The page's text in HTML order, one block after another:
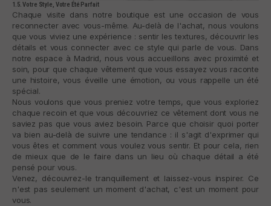
1.5. Votre Style, Votre Été Parfait
Chaque visite dans notre boutique est une occasion de vous
reconnecter avec vous-même. Au-delà de l'achat, nous voulons
que vous viviez une expérience : sentir les textures, découvrir les
détails et vous connecter avec ce style qui parle de vous. Dans
notre espace à Madrid, nous vous accueillons avec proximité et
soin, pour que chaque vêtement que vous essayez vous raconte
une histoire, vous éveille une émotion, ou vous rappelle un été
spécial.
Nous voulons que vous preniez votre temps, que vous exploriez
chaque recoin et que vous découvriez ce vêtement dont vous ne
saviez pas que vous aviez besoin. Parce que choisir quoi porter
va bien au-delà de suivre une tendance : il s'agit d'exprimer qui
vous êtes et comment vous voulez vous sentir. Et pour cela, rien
de mieux que de le faire dans un lieu où chaque détail a été
pensé pour vous.
Venez, découvrez-le tranquillement et laissez-vous inspirer. Ce
n'est pas seulement un moment d'achat, c'est un moment pour
vous.